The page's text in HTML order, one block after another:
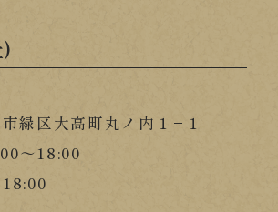
緑区大高町丸ノ内１−１
～18:00
18:00